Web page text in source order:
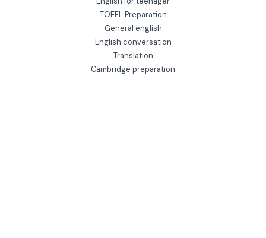
TOEFL Preparation
General english
English conversation
Translation
Cambridge preparation